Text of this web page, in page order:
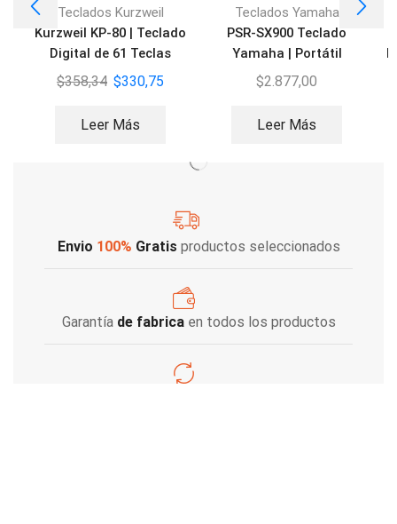
Teclados Kurzweil
Kurzweil KP-80 | Teclado
Digital de 61 Teclas
$358,34 $330,75
Leer Más
Teclados Yamaha
PSR-SX900 Teclado
Yamaha | Portátil
Profesional Workstation
$2.877,00
Leer Más
Envio 100% Gratis productos seleccionados
Garantía de fabricaen todos los productos